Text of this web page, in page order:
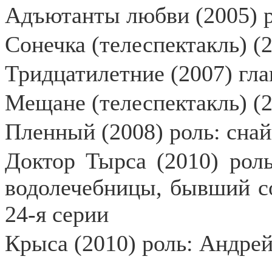
Адъютанты любви (2005)
Сонечка (телеспектакль)
Тридцатилетние (2007)
Мещане (телеспектакль)
Пленный (2008) роль:
Доктор Тырса (2010)
водолечебницы, бывший
24-я серии
Крыса (2010) роль: